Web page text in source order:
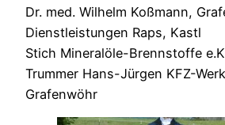
Dr. med. Wilhelm Koßmann,
Dienstleistungen Raps, Kastl
Stich Mineralöle-Brennstoffe
Trummer Hans-Jürgen KFZ-
Grafenwöhr